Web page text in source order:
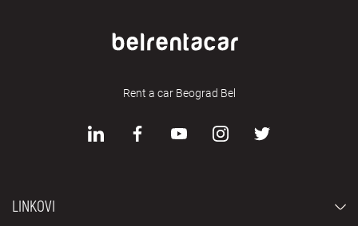
Rent a car Beograd Bel
LINKOVI